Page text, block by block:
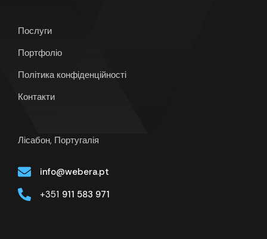
Послуги
Портфоліо
Політика конфіденційності
Контакти
Лісабон, Португалія
info@webera.pt
+351 911 583 971